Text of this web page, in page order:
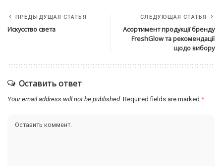
ПРЕДЫДУЩАЯ СТАТЬЯ
Искусство света
СЛЕДУЮЩАЯ СТАТЬЯ
Асортимент продукції бренду
FreshGlow та рекомендації
щодо вибору
Оставить ответ
Your email address will not be published. Required fields are marked *